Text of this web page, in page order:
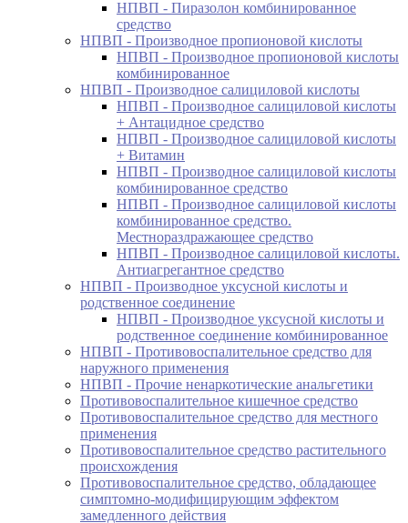
НПВП - Пиразолон комбинированное
средство
НПВП - Производное пропионовой кислоты
НПВП - Производное пропионовой кислоты
комбинированное
НПВП - Производное салициловой кислоты
НПВП - Производное салициловой кислоты
+ Антацидное средство
НПВП - Производное салициловой кислоты
+ Витамин
НПВП - Производное салициловой кислоты
комбинированное средство
НПВП - Производное салициловой кислоты
комбинированное средство.
Местнораздражающее средство
НПВП - Производное салициловой кислоты.
Антиагрегантное средство
НПВП - Производное уксусной кислоты и
родственное соединение
НПВП - Производное уксусной кислоты и
родственное соединение комбинированное
НПВП - Противовоспалительное средство для
наружного применения
НПВП - Прочие ненаркотические анальгетики
Противовоспалительное кишечное средство
Противовоспалительное средство для местного
применения
Противовоспалительное средство растительного
происхождения
Противовоспалительное средство, обладающее
симптомно-модифицирующим эффектом
замедленного действия